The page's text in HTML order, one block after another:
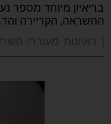
בריאיון מיוחד מספר
ההשראה, הקריירה
| ראיונות מעוררי